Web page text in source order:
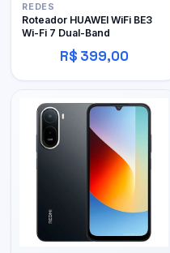
REDES
Roteador HUAWEI WiFi BE3
Wi-Fi 7 Dual-Band
R$ 399,00